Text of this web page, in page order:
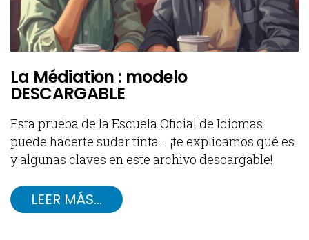
La Médiation : modelo
DESCARGABLE
Esta prueba de la Escuela Oficial de Idiomas
puede hacerte sudar tinta… ¡te explicamos qué es
y algunas claves en este archivo descargable!
LEER MÁS…